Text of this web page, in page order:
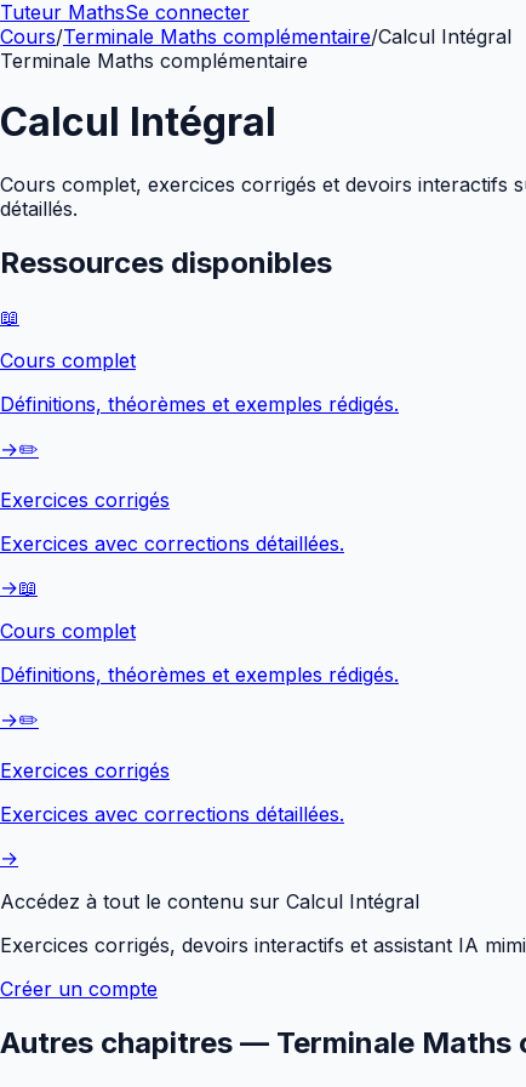
Tuteur MathsSe connecter
Cours/Terminale Maths complémentaire/Calcul Intégral
Terminale Maths complémentaire
Calcul Intégral
Cours complet, exercices corrigés et devoirs interactifs
détaillés.
Ressources disponibles
📖
Cours complet
Définitions, théorèmes et exemples rédigés.
→✏️
Exercices corrigés
Exercices avec corrections détaillées.
→📖
Cours complet
Définitions, théorèmes et exemples rédigés.
→✏️
Exercices corrigés
Exercices avec corrections détaillées.
→
Accédez à tout le contenu sur Calcul Intégral
Exercices corrigés, devoirs interactifs et assistant IA
Créer un compte
Autres chapitres — Terminale Maths